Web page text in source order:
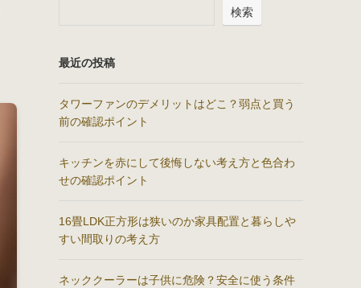
検索
最近の投稿
タワーファンのデメリットはどこ？弱点と買う
前の確認ポイント
キッチンを赤にして後悔しない考え方と色合わ
せの確認ポイント
16畳LDK正方形は狭いのか家具配置と暮らしや
すい間取りの考え方
ネッククーラーは子供に危険？安全に使う条件